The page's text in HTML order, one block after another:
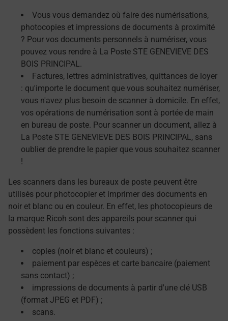
Vous vous demandez où faire des numérisations,
photocopies et impressions de documents à proximité
? Pour vos documents personnels à numériser, vous
pouvez vous rendre à La Poste STE GENEVIEVE DES
BOIS PRINCIPAL.
Factures, lettres administratives, quittances de loyer
: qu'importe le document que vous souhaitez numériser,
vous n'avez plus besoin de scanner à domicile. En effet,
vos opérations de numérisation sont à portée de main
en bureau de poste. Pour scanner un document, allez à
La Poste STE GENEVIEVE DES BOIS PRINCIPAL, sans
oublier de prendre le papier que vous souhaitez scanner
!
Les scanners dans les bureaux de poste peuvent être
utilisés pour photocopier et imprimer des documents en
noir et blanc ou en couleur. En effet, les photocopieurs de
la marque Ricoh sont des appareils pour scanner qui
possèdent les fonctions suivantes :
copies (noir et blanc et couleurs) ;
paiement par espèces et carte bancaire (paiement
sans contact) ;
impressions de documents à partir d'une clé USB
(format JPEG et PDF) ;
scans.